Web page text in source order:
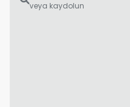
veya kaydolun